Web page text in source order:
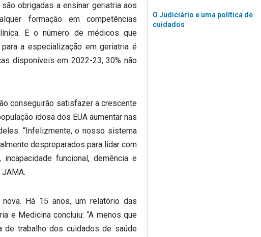
obrigadas a ensinar geriatria aos
formação em competências
E o número de médicos que
a especialização em geriatria é
disponíveis em 2022-23, 30% não
conseguirão satisfazer a crescente
idosa dos EUA aumentar nas
“Infelizmente, o nosso sistema
despreparados para lidar com
funcional, demência e
Há 15 anos, um relatório das
e Medicina concluiu: “A menos que
de trabalho dos cuidados de saúde
O Judiciário e uma política de
cuidados